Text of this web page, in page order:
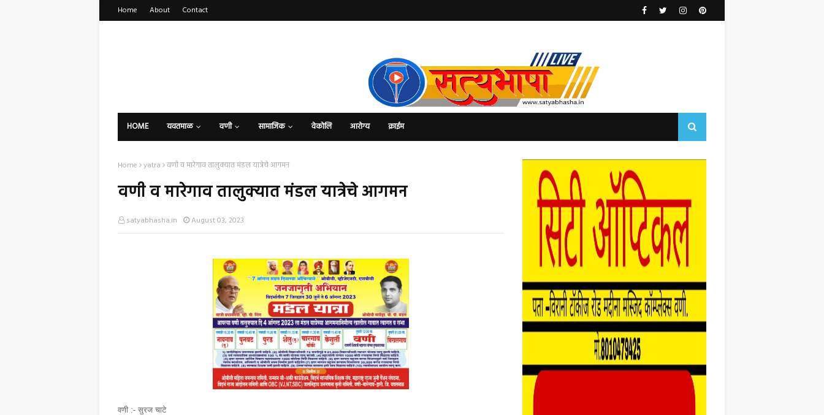
Home About Contact
HOME यवतमाळ वणी सामाजिक वेकोलि आरोग्य क्राईम
Home yatra वणी व मारेगाव तालुक्यात मंडल यात्रेचे आगमन
वणी व मारेगाव तालुक्यात मंडल यात्रेचे आगमन
satyabhasha.in August 03, 2023
वणी :- सुरज चाटे